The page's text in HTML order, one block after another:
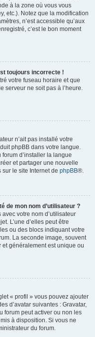
à la zone où vous vous
etc.). Notez que la modification
n’est accessible qu’aux
c’est le bon moment
toujours incorrecte !
votre fuseau horaire et que
serveur ne soit pas à l’heure.
n’ait pas installé votre
phpBB dans votre langue.
d’installer la langue
et partager une nouvelle
sur le site Internet de phpBB®.
de mon nom d’utilisateur ?
avec votre nom d’utilisateur
L’une d’elles peut être
ou des blocs indiquant votre
La seconde image, souvent
et généralement est unique ou
« profil » vous pouvez ajouter
d’avatar suivantes : Gravatar,
forum peut activer ou non les
à disposition. Si vous ne
du forum.